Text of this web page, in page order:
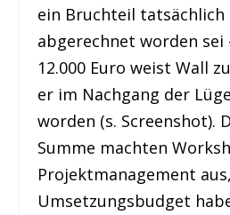
ein Bruchteil
abgerechnet worden sei
12.000 Euro weist Wall
er im Nachgang der
worden (s. Screenshot).
Summe machten
Projektmanagement
Umsetzungsbudget